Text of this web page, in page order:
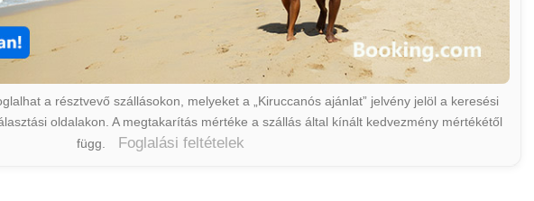
a résztvevő szállásokon, melyeket a „Kiruccanós ajánlat” jelvény jelöl a keresési
oldalakon. A megtakarítás mértéke a szállás által kínált kedvezmény mértékétől
függ.
Foglalási feltételek